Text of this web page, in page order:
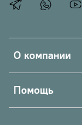
О компании
Помощь